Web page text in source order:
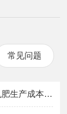
常见问题
建一个有机肥加工厂需要多少钱，有机肥生产成本与利润如何？